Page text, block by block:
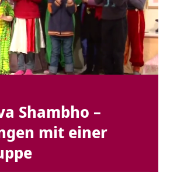
Shambho –
mit einer